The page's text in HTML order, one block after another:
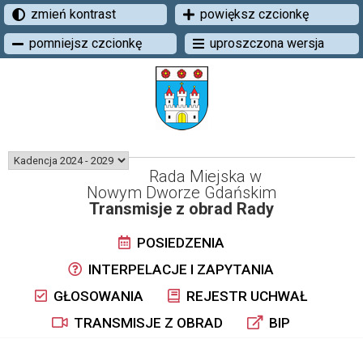
zmień kontrast
powiększ czcionkę
pomniejsz czcionkę
uproszczona wersja
Rada Miejska w
Nowym Dworze Gdańskim
Transmisje z obrad Rady
POSIEDZENIA
INTERPELACJE I ZAPYTANIA
GŁOSOWANIA
REJESTR UCHWAŁ
TRANSMISJE Z OBRAD
BIP